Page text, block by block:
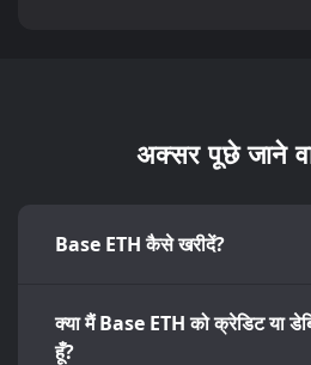
अक्सर पूछे जाने
Base ETH कैसे खरीदें?
क्या मैं Base ETH को क्रेडिट या
हूँ?